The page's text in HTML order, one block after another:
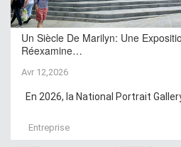
Un Siècle De Marilyn: Une
Réexamine…
Avr 12,2026
En 2026, la National Portrait
Entreprise